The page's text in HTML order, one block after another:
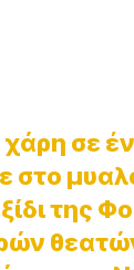
σε
στο
της